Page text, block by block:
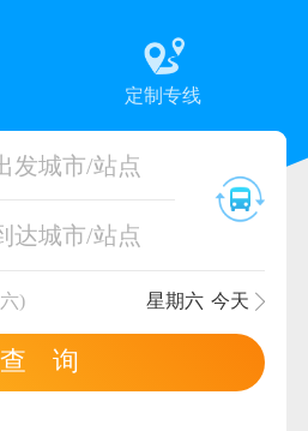
定制专线
发城市/站点
达城市/站点
) 星期六 今天
查 询